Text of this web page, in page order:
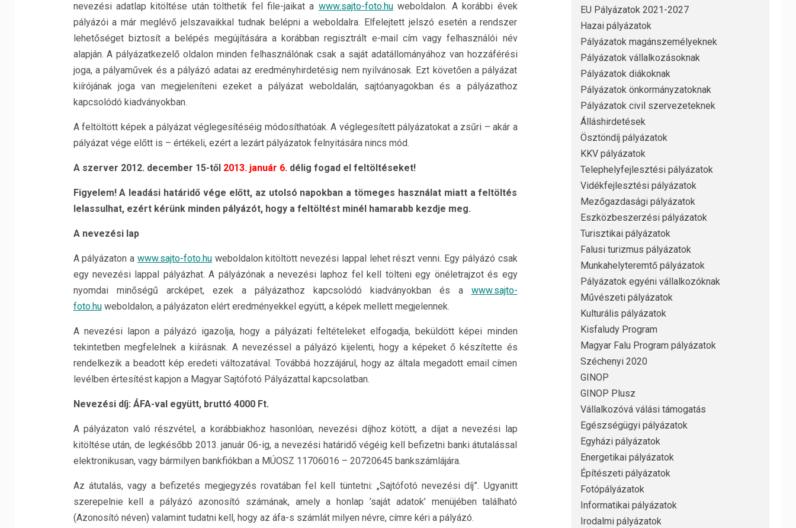
nevezési adatlap kitöltése után tölthetik fel file-jaikat a www.sajto-foto.huweboldalon. A korábbi évek
pályázói a már meglévő jelszavaikkal tudnak belépni a weboldalra. Elfelejtett jelszó esetén a rendszer
lehetőséget biztosít a belépés megújítására a korábban regisztrált e-mail cím vagy felhasználói név
alapján. A pályázatkezelő oldalon minden felhasználónak csak a saját adatállományához van hozzáférési
joga, a pályaművek és a pályázó adatai az eredményhirdetésig nem nyilvánosak. Ezt követően a pályázat
kiírójának joga van megjeleníteni ezeket a pályázat weboldalán, sajtóanyagokban és a pályázathoz
kapcsolódó kiadványokban.
A feltöltött képek a pályázat véglegesítéséig módosíthatóak. A véglegesített pályázatokat a zsűri – akár a
pályázat vége előtt is – értékeli, ezért a lezárt pályázatok felnyitására nincs mód.
A szerver 2012. december 15-től 2013. január 6.délig fogad el feltöltéseket!
Figyelem! A leadási határidő vége előtt, az utolsó napokban a tömeges használat miatt a feltöltés
lelassulhat, ezért kérünk minden pályázót, hogy a feltöltést minél hamarabb kezdje meg.
A nevezési lap
A pályázaton a www.sajto-foto.huweboldalon kitöltött nevezési lappal lehet részt venni. Egy pályázó csak
egy nevezési lappal pályázhat. A pályázónak a nevezési laphoz fel kell tölteni egy önéletrajzot és egy
nyomdai minőségű arcképet, ezek a pályázathoz kapcsolódó kiadványokban és a www.sajto-
foto.huweboldalon, a pályázaton elért eredményekkel együtt, a képek mellett megjelennek.
A nevezési lapon a pályázó igazolja, hogy a pályázati feltételeket elfogadja, beküldött képei minden
tekintetben megfelelnek a kiírásnak. A nevezéssel a pályázó kijelenti, hogy a képeket ő készítette és
rendelkezik a beadott kép eredeti változatával. Továbbá hozzájárul, hogy az általa megadott email címen
levélben értesítést kapjon a Magyar Sajtófotó Pályázattal kapcsolatban.
Nevezési díj: ÁFA-val együtt, bruttó 4000 Ft.
A pályázaton való részvétel, a korábbiakhoz hasonlóan, nevezési díjhoz kötött, a díjat a nevezési lap
kitöltése után, de legkésőbb 2013. január 06-ig, a nevezési határidő végéig kell befizetni banki átutalással
elektronikusan, vagy bármilyen bankfiókban a MÚOSZ 11706016 – 20720645 bankszámlájára.
Az átutalás, vagy a befizetés megjegyzés rovatában fel kell tüntetni: „Sajtófotó nevezési díj”. Ugyanitt
szerepelnie kell a pályázó azonosító számának, amely a honlap ’saját adatok’ menüjében található
(Azonosító néven) valamint tudatni kell, hogy az áfa-s számlát milyen névre, címre kéri a pályázó.
EU Pályázatok 2021-2027
Hazai pályázatok
Pályázatok magánszemélyeknek
Pályázatok vállalkozásoknak
Pályázatok diákoknak
Pályázatok önkormányzatoknak
Pályázatok civil szervezeteknek
Álláshirdetések
Ösztöndíj pályázatok
KKV pályázatok
Telephelyfejlesztési pályázatok
Vidékfejlesztési pályázatok
Mezőgazdasági pályázatok
Eszközbeszerzési pályázatok
Turisztikai pályázatok
Falusi turizmus pályázatok
Munkahelyteremtő pályázatok
Pályázatok egyéni vállalkozóknak
Művészeti pályázatok
Kulturális pályázatok
Kisfaludy Program
Magyar Falu Program pályázatok
Széchenyi 2020
GINOP
GINOP Plusz
Vállalkozóvá válási támogatás
Egészségügyi pályázatok
Egyházi pályázatok
Energetikai pályázatok
Építészeti pályázatok
Fotópályázatok
Informatikai pályázatok
Irodalmi pályázatok